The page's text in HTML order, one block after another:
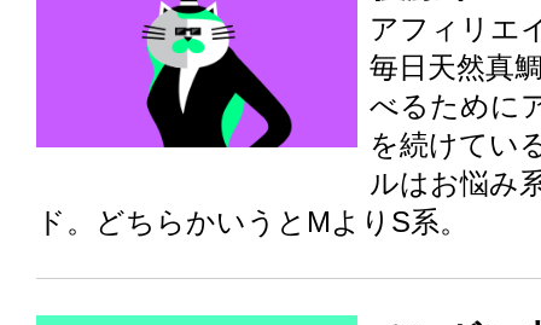
アフィリエ
毎日天然真
べるために
を続けてい
ルはお悩み
ド。どちらかいうとMよりS系。